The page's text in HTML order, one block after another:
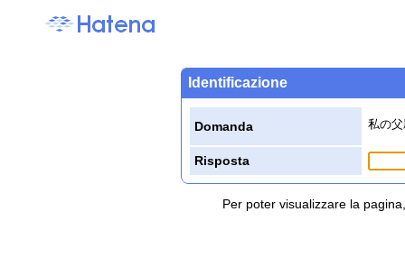
Identificazione
Domanda 私の
Risposta
Per poter visualizzare la